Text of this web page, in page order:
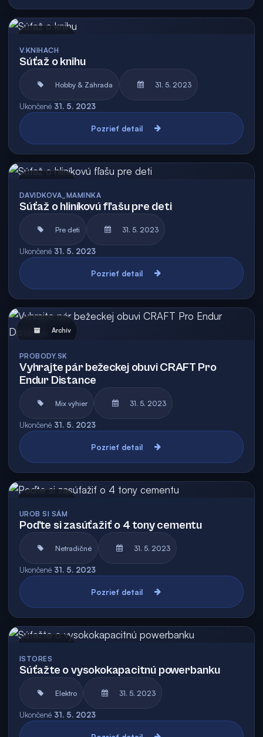
V.KNIHACH
Súťaž o knihu
Hobby & Záhrada 31. 5. 2023
Ukončené 31. 5. 2023
Pozrieť detail
DAVIDKOVA_MAMINKA
Súťaž o hliníkovú fľašu pre deti
Pre deti 31. 5. 2023
Ukončené 31. 5. 2023
Pozrieť detail
Archív
PROBODY.SK
Vyhrajte pár bežeckej obuvi CRAFT Pro
Endur Distance
Mix výhier 31. 5. 2023
Ukončené 31. 5. 2023
Pozrieť detail
UROB SI SÁM
Poďte si zasúťažiť o 4 tony cementu
Netradičné 31. 5. 2023
Ukončené 31. 5. 2023
Pozrieť detail
ISTORES
Súťažte o vysokokapacitnú powerbanku
Elektro 31. 5. 2023
Ukončené 31. 5. 2023